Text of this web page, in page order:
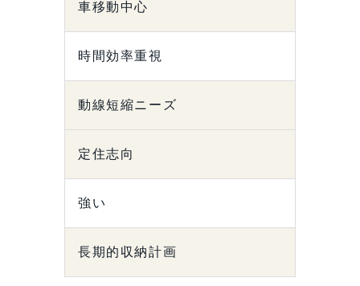
車移動中心
時間効率重視
動線短縮ニーズ
定住志向
強い
長期的収納計画